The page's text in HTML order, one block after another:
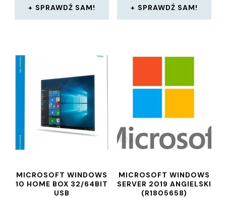
SPRAWDŹ SAM! SPRAWDŹ SAM!
MICROSOFT WINDOWS
10 HOME BOX 32/64BIT
USB
MICROSOFT WINDOWS
SERVER 2019 ANGIELSKI
(R1805658)